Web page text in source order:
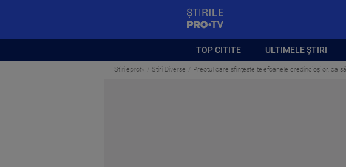
TOP CITITE ULTIMELE ȘTIRI
Stirileprotv Stiri Diverse Preotul care sfințește telefoanele credincioșilor, ca